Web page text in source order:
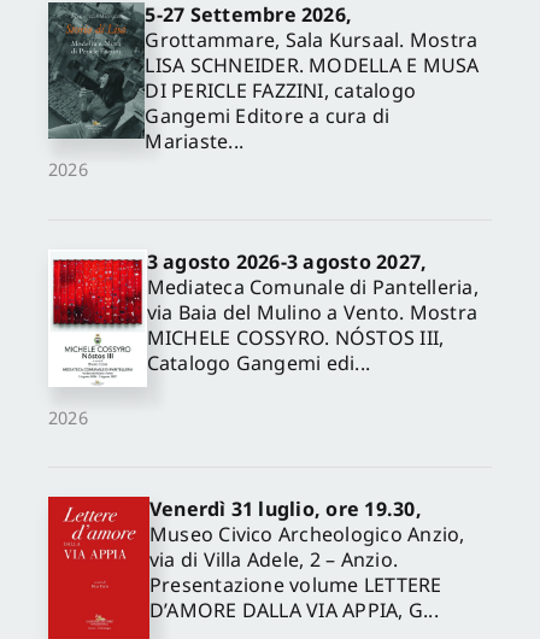
2026
5-27 Settembre 2026,
Grottammare, Sala Kursaal. Mostra
LISA SCHNEIDER. MODELLA E MUSA
DI PERICLE FAZZINI, catalogo
Gangemi Editore a cura di
Mariaste...
2026
3 agosto 2026-3 agosto 2027,
Mediateca Comunale di Pantelleria,
via Baia del Mulino a Vento. Mostra
MICHELE COSSYRO. NÓSTOS III,
Catalogo Gangemi edi...
Venerdì 31 luglio, ore 19.30,
Museo Civico Archeologico Anzio,
via di Villa Adele, 2 – Anzio.
Presentazione volume LETTERE
D’AMORE DALLA VIA APPIA, G...